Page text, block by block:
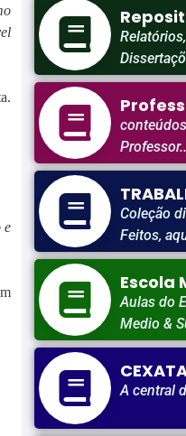
e
Coleção
Feitos,
Escola
Aulas do
Medio &
A central